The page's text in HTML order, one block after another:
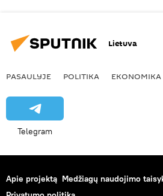
Lietuva
PASAULYJE POLITIKA EKONOMIKA
Telegram
Apie projektą Medžiagų naudojimo